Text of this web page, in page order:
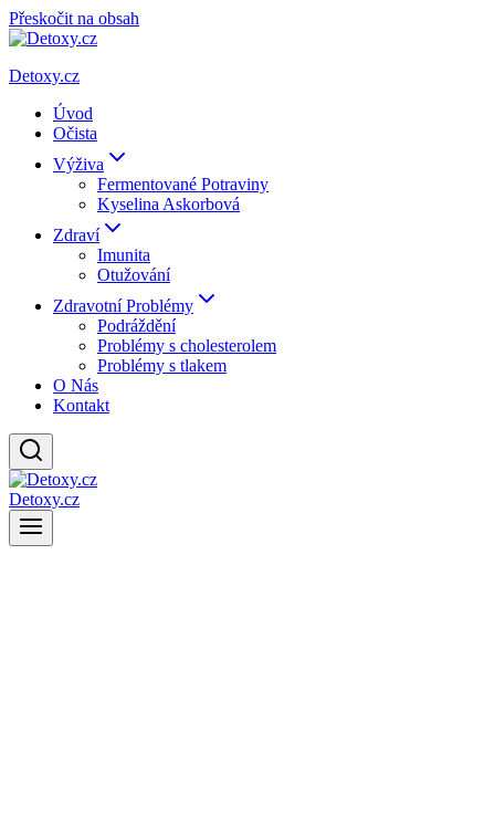
Přeskočit na obsah
Detoxy.cz
Úvod
Očista
Výživa
Fermentované Potraviny
Kyselina Askorbová
Zdraví
Imunita
Otužování
Zdravotní Problémy
Podráždění
Problémy s cholesterolem
Problémy s tlakem
O Nás
Kontakt
Detoxy.cz